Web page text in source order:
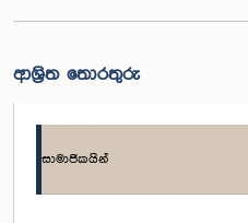
ආශ්‍රිත තොරතුරු
සාමාජිකයින්